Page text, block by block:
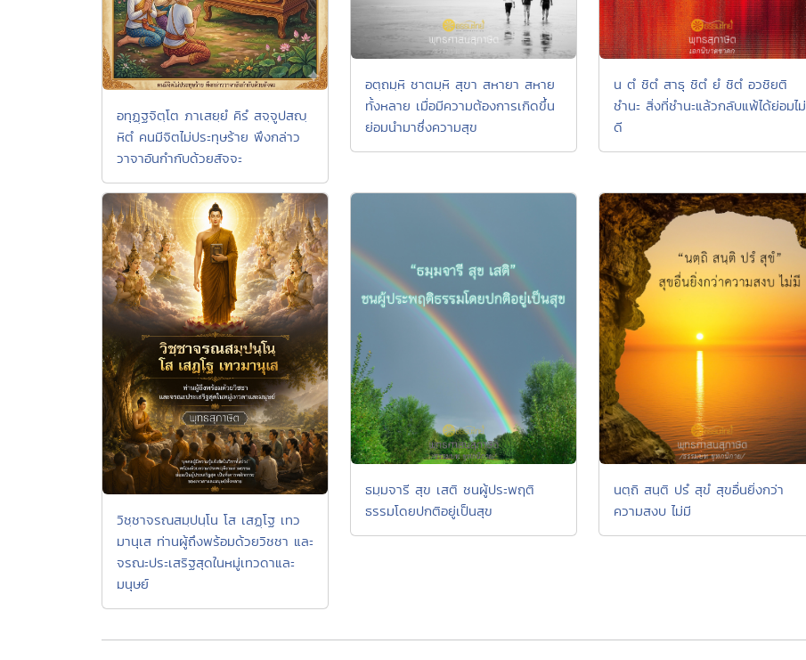
อทุฏฺฐจิตฺโต ภาเสยฺยํ คิรํ สจฺจูปสญฺ
หิตํ คนมีจิตไม่ประทุษร้าย พึงกล่าว
วาจาอันกำกับด้วยสัจจะ
อตฺถมฺหิ ชาตมฺหิ สุขา สหายา สหาย
ทั้งหลาย เมื่อมีความต้องการเกิดขึ้น
ย่อมนํามาซึ่งความสุข
น ตํ ชิตํ สาธุ ชิตํ ยํ ชิตํ อวชิยติ
ชำนะ สิ่งที่ชำนะแล้วกลับแพ้ได้ย่อมไม่
ดี
วิชฺชาจรณสมฺปนฺโน โส เสฏฺโฐ เทว
มานุเส ท่านผู้ถึงพร้อมด้วยวิชชา และ
จรณะประเสริฐสุดในหมู่เทวดาและ
มนุษย์
ธมฺมจารี สุข เสติ ชนผู้ประพฤติ
ธรรมโดยปกติอยู่เป็นสุข
นตฺถิ สนฺติ ปรํ สุขํ สุขอื่นยิ่งกว่า
ความสงบ ไม่มี